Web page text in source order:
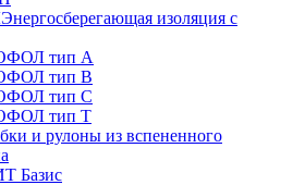
Энергосберегающая изоляция с
тип А
тип B
тип C
тип T
и рулоны из вспененного
Базис